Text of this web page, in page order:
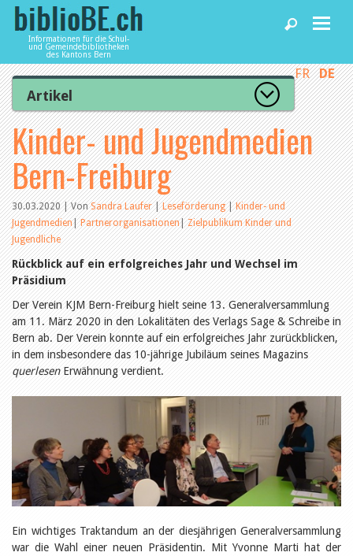
Informationen für die Schul-
und Gemeindebibliotheken
des Kantons Bern
Home
News und Fachbeiträge
Bibliotheken
Agenda
Dienstleistungen
biblioBE nutzen
FR DE
Artikel
Zur Artikelübersicht
Lesenswert
Gut bewertet
Kategorien
Aus dem Amt für Kultur
Aus der Kommission
Aus den Bibliotheken
Organisation
Raum und Infrastruktur
Bestand
Benutzung
Finanzen
Personal
Qualitätsmanagement
Recht und Politik
Öffentlichkeitsarbeit
Leseförderung
Verschiedenes
Tags
Aus- und Weiterbildung
Veranstaltungen
Kinder- und Jugendmedien
Bibliothek und Schule
Zielpublikum Kinder und
Jugendliche
Kinder- und Jugendmedien
Bern-Freiburg
30.03.2020 | VonSandra Laufer|Leseförderung|Kinder- und
Jugendmedien|Partnerorganisationen|Zielpublikum Kinder und
Jugendliche
Rückblick auf ein erfolgreiches Jahr und Wechsel im
Präsidium
Der Verein KJM Bern-Freiburg hielt seine 13. Generalversammlung
am 11. März 2020 in den Lokalitäten des Verlags Sage & Schreibe in
Bern ab. Der Verein konnte auf ein erfolgreiches Jahr zurückblicken,
in dem insbesondere das 10-jährige Jubiläum seines Magazins
querlesenErwähnung verdient.
Ein wichtiges Traktandum an der diesjährigen Generalversammlung
war die Wahl einer neuen Präsidentin. Mit Yvonne Marti hat der